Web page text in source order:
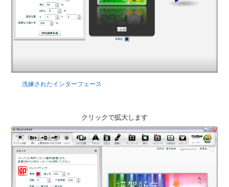
洗練されたインターフェース
クリックで拡大します